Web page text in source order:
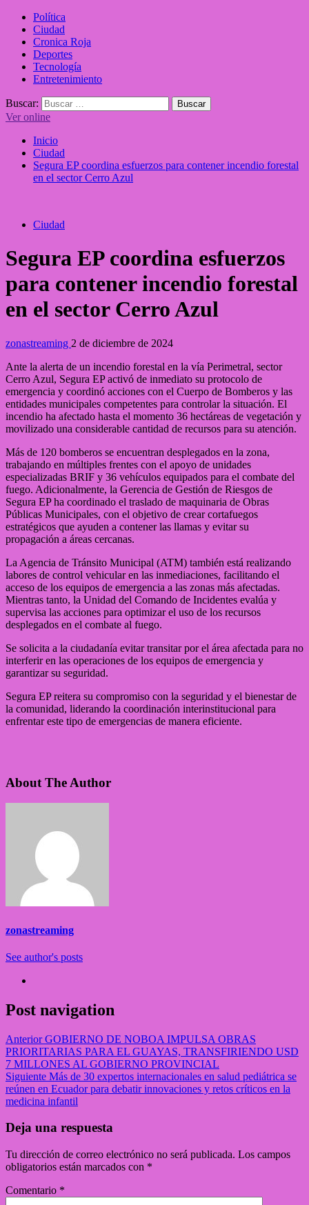
Política
Ciudad
Cronica Roja
Deportes
Tecnología
Entretenimiento
Buscar:
Ver online
Inicio
Ciudad
Segura EP coordina esfuerzos para contener incendio forestal
en el sector Cerro Azul
Ciudad
Segura EP coordina esfuerzos
para contener incendio forestal
en el sector Cerro Azul
zonastreaming 2 de diciembre de 2024
Ante la alerta de un incendio forestal en la vía Perimetral, sector
Cerro Azul, Segura EP activó de inmediato su protocolo de
emergencia y coordinó acciones con el Cuerpo de Bomberos y las
entidades municipales competentes para controlar la situación. El
incendio ha afectado hasta el momento 36 hectáreas de vegetación y
movilizado una considerable cantidad de recursos para su atención.
Más de 120 bomberos se encuentran desplegados en la zona,
trabajando en múltiples frentes con el apoyo de unidades
especializadas BRIF y 36 vehículos equipados para el combate del
fuego. Adicionalmente, la Gerencia de Gestión de Riesgos de
Segura EP ha coordinado el traslado de maquinaria de Obras
Públicas Municipales, con el objetivo de crear cortafuegos
estratégicos que ayuden a contener las llamas y evitar su
propagación a áreas cercanas.
La Agencia de Tránsito Municipal (ATM) también está realizando
labores de control vehicular en las inmediaciones, facilitando el
acceso de los equipos de emergencia a las zonas más afectadas.
Mientras tanto, la Unidad del Comando de Incidentes evalúa y
supervisa las acciones para optimizar el uso de los recursos
desplegados en el combate al fuego.
Se solicita a la ciudadanía evitar transitar por el área afectada para no
interferir en las operaciones de los equipos de emergencia y
garantizar su seguridad.
Segura EP reitera su compromiso con la seguridad y el bienestar de
la comunidad, liderando la coordinación interinstitucional para
enfrentar este tipo de emergencias de manera eficiente.
About The Author
zonastreaming
See author's posts
Post navigation
AnteriorGOBIERNO DE NOBOA IMPULSA OBRAS
PRIORITARIAS PARA EL GUAYAS, TRANSFIRIENDO USD
7 MILLONES AL GOBIERNO PROVINCIAL
Siguiente Más de 30 expertos internacionales en salud pediátrica se
reúnen en Ecuador para debatir innovaciones y retos críticos en la
medicina infantil
Deja una respuesta
Tu dirección de correo electrónico no será publicada. Los campos
obligatorios están marcados con *
Comentario *